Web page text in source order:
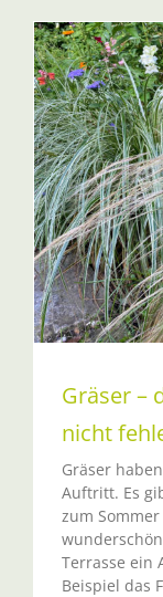
Gräser –
nicht
Gräser
Auftritt. Es
zum
Terrasse ein
Beispiel das